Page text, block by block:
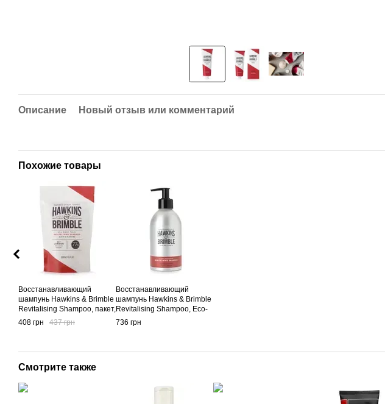
Описание Новый отзыв или комментарий
Похожие товары
Восстанавливающий
шампунь Hawkins & Brimble
Revitalising Shampoo, пакет,
300 мл
408 грн 437 грн
Восстанавливающий
шампунь Hawkins & Brimble
Revitalising Shampoo, Eco-
Refillable, 300 мл
736 грн
Смотрите также